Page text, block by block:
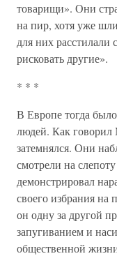
товарищи». Они
на пир, хотя уже
для них расстилали
рисковать другие».
* * *
В Европе тогда
людей. Как говорил
затемнялся. Они
смотрели на
демонстрировал
своего избрания на
он одну за другой
запугиванием и
общественной